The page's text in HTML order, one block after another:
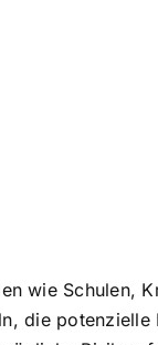
wie Schulen,
die potenzielle